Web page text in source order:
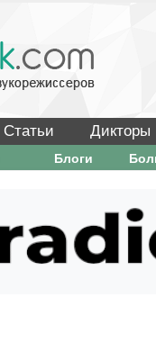
Статьи Дикторы
Блоги